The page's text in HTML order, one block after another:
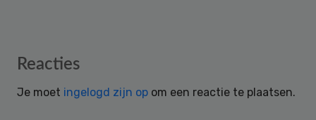
Reader
Reacties
Je moet ingelogd zijn op om een reactie te plaatsen.